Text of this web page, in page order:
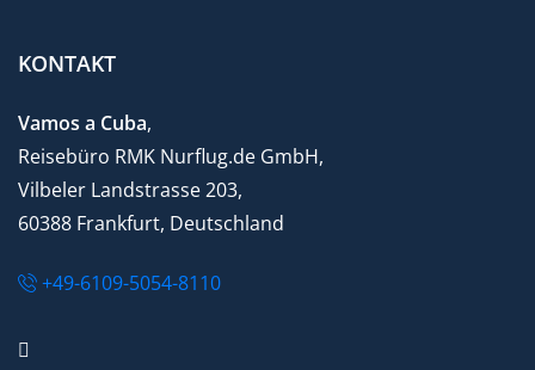
KONTAKT
Vamos a Cuba,
Reisebüro RMK Nurflug.de GmbH,
Vilbeler Landstrasse 203,
60388 Frankfurt, Deutschland
+49-6109-5054-8110